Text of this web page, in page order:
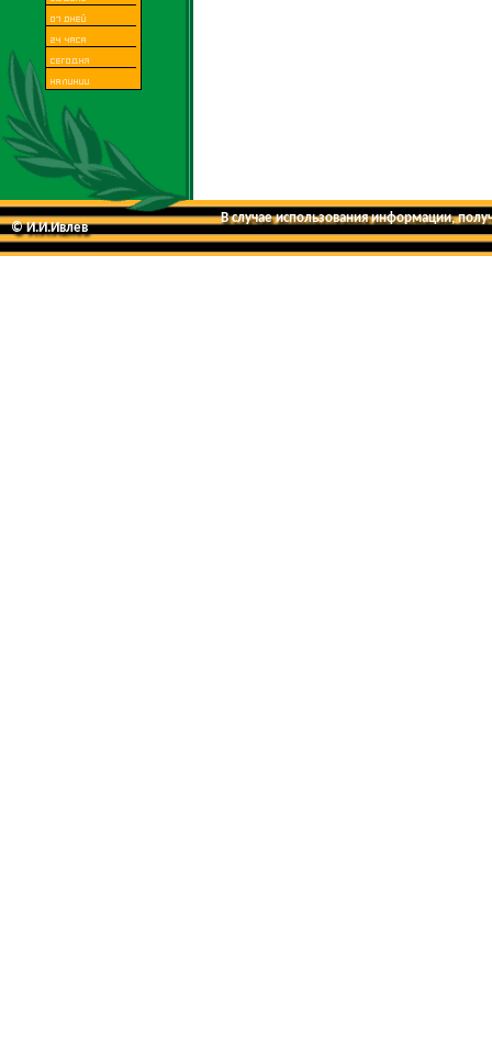
© И.И.Ивлев
В случае использования информации,